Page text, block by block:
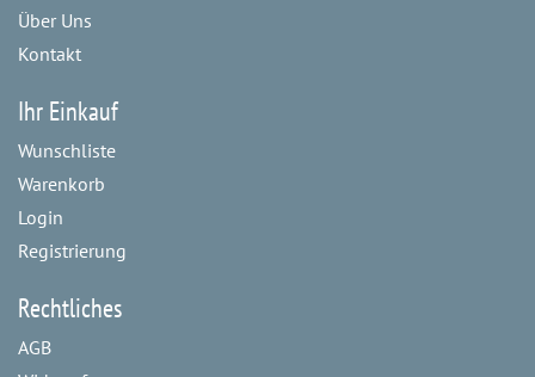
Über Uns
Kontakt
Ihr Einkauf
Wunschliste
Warenkorb
Login
Registrierung
Rechtliches
AGB